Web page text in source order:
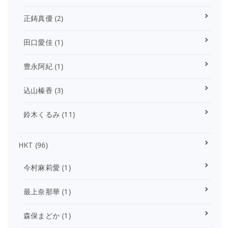
正鋳真優(2)
田口愛佳(1)
豊永阿紀(1)
込山榛香 (3)
鈴木くるみ (11)
HKT (96)
今村麻莉愛 (1)
最上奈那華 (1)
森保まどか (1)